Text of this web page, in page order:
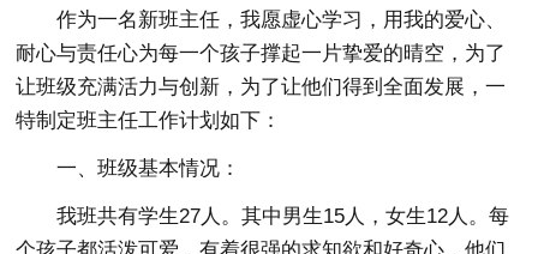
作为一名新班主任，我愿虚心学习，用我的爱心、
耐心与责任心为每一个孩子撑起一片挚爱的晴空，为了
让班级充满活力与创新，为了让他们得到全面发展，一
特制定班主任工作计划如下：
一、班级基本情况：
我班共有学生27人。其中男生15人，女生12人。每